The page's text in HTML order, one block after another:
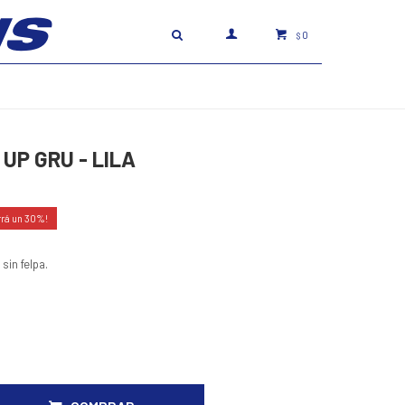
$ 0
GRU - LILA
30
felpa.